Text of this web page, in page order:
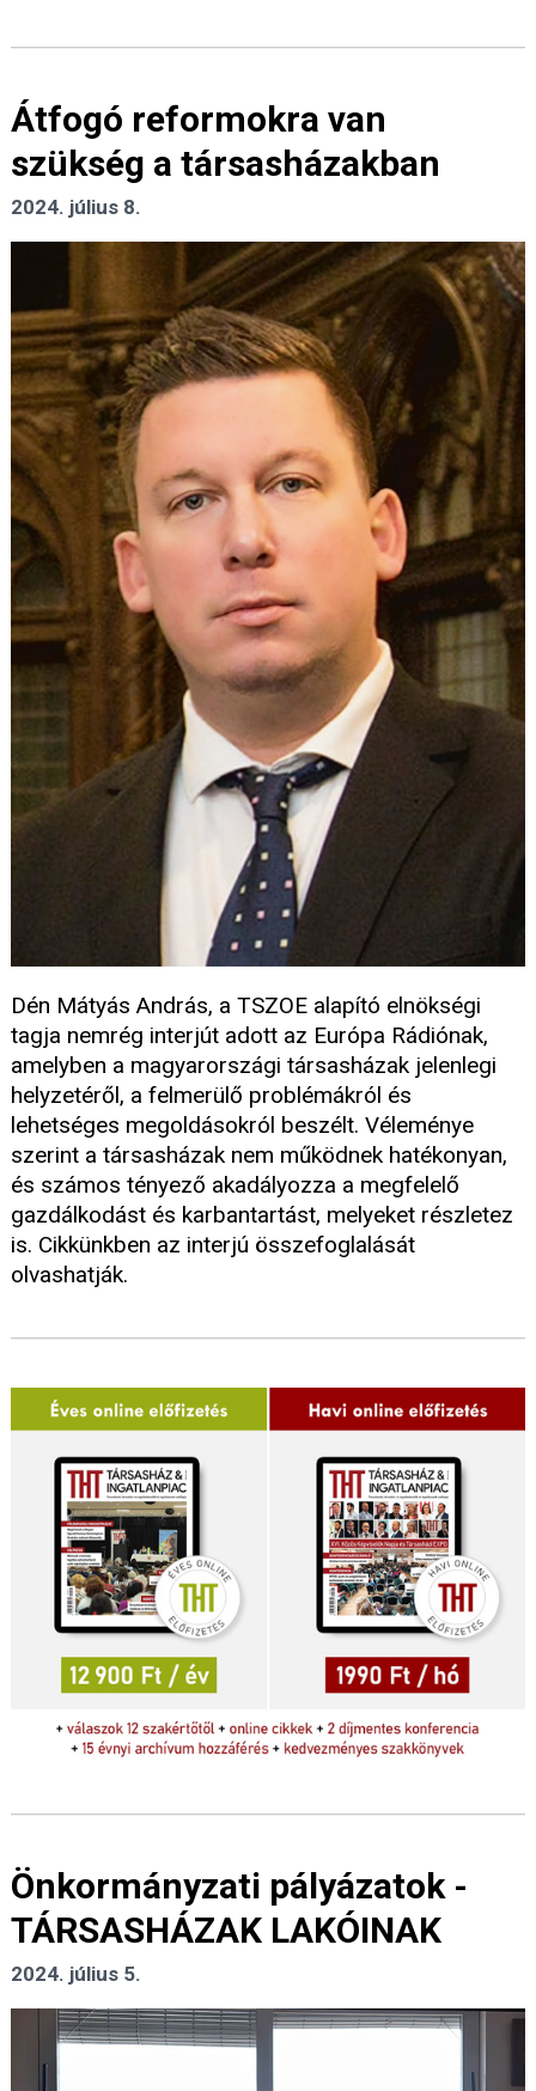
Átfogó reformokra van
szükség a társasházakban
2024. július 8.
Dén Mátyás András, a TSZOE alapító elnökségi
tagja nemrég interjút adott az Európa Rádiónak,
amelyben a magyarországi társasházak jelenlegi
helyzetéről, a felmerülő problémákról és
lehetséges megoldásokról beszélt. Véleménye
szerint a társasházak nem működnek hatékonyan,
és számos tényező akadályozza a megfelelő
gazdálkodást és karbantartást, melyeket részletez
is. Cikkünkben az interjú összefoglalását
olvashatják.
Önkormányzati pályázatok -
TÁRSASHÁZAK LAKÓINAK
2024. július 5.